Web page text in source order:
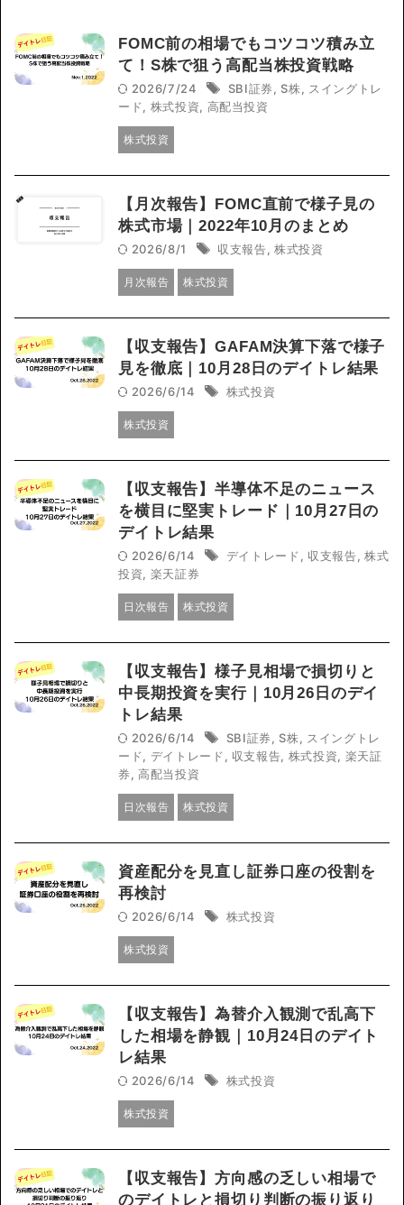
FOMC前の相場でもコツコツ積み立
て！S株で狙う高配当株投資戦略
2026/7/24 SBI証券, S株, スイングトレ
ード, 株式投資, 高配当投資
株式投資
【月次報告】FOMC直前で様子見の
株式市場｜2022年10月のまとめ
2026/8/1 収支報告,株式投資
月次報告 株式投資
【収支報告】GAFAM決算下落で様子
見を徹底｜10月28日のデイトレ結果
2026/6/14 株式投資
株式投資
【収支報告】半導体不足のニュース
を横目に堅実トレード｜10月27日の
デイトレ結果
2026/6/14 デイトレード , 収支報告, 株式
投資, 楽天証券
日次報告 株式投資
【収支報告】様子見相場で損切りと
中長期投資を実行｜10月26日のデイ
トレ結果
2026/6/14 SBI証券, S株, スイングトレ
ード, デイトレード , 収支報告, 株式投資, 楽天証
券, 高配当投資
日次報告 株式投資
資産配分を見直し証券口座の役割を
再検討
2026/6/14 株式投資
株式投資
【収支報告】為替介入観測で乱高下
した相場を静観｜10月24日のデイト
レ結果
2026/6/14 株式投資
株式投資
【収支報告】方向感の乏しい相場で
のデイトレと損切り判断の振り返り